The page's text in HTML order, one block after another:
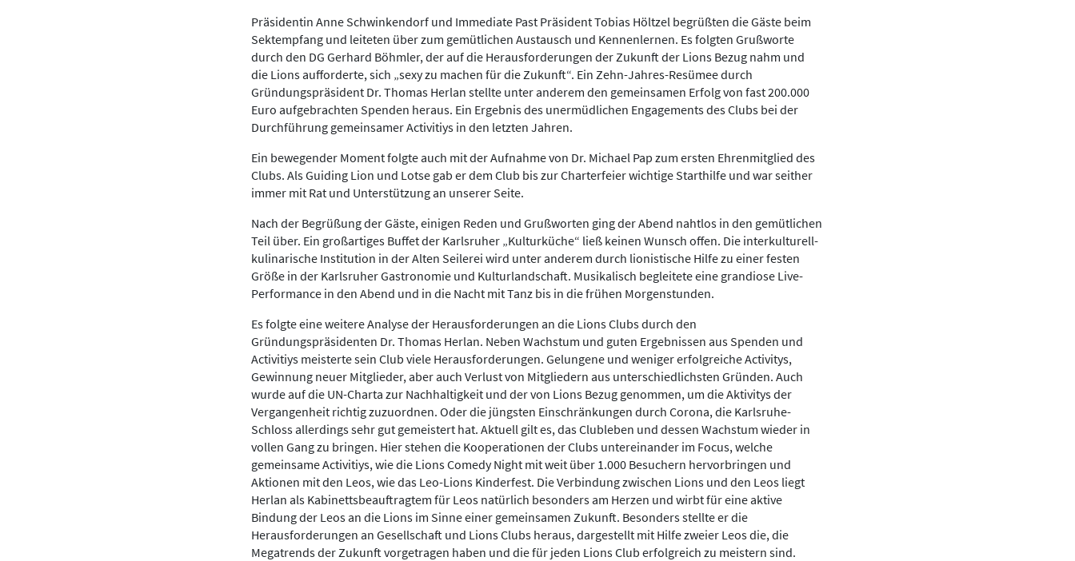
Präsidentin Anne Schwinkendorf und Immediate Past Präsident Tobias Höltzel begrüßten die Gäste beim
Sektempfang und leiteten über zum gemütlichen Austausch und Kennenlernen. Es folgten Grußworte
durch den DG Gerhard Böhmler, der auf die Herausforderungen der Zukunft der Lions Bezug nahm und
die Lions aufforderte, sich „sexy zu machen für die Zukunft“. Ein Zehn-Jahres-Resümee durch
Gründungspräsident Dr. Thomas Herlan stellte unter anderem den gemeinsamen Erfolg von fast 200.000
Euro aufgebrachten Spenden heraus. Ein Ergebnis des unermüdlichen Engagements des Clubs bei der
Durchführung gemeinsamer Activitiys in den letzten Jahren.
Ein bewegender Moment folgte auch mit der Aufnahme von Dr. Michael Pap zum ersten Ehrenmitglied des
Clubs. Als Guiding Lion und Lotse gab er dem Club bis zur Charterfeier wichtige Starthilfe und war seither
immer mit Rat und Unterstützung an unserer Seite.
Nach der Begrüßung der Gäste, einigen Reden und Grußworten ging der Abend nahtlos in den gemütlichen
Teil über. Ein großartiges Buffet der Karlsruher „Kulturküche“ ließ keinen Wunsch offen. Die interkulturell-
kulinarische Institution in der Alten Seilerei wird unter anderem durch lionistische Hilfe zu einer festen
Größe in der Karlsruher Gastronomie und Kulturlandschaft. Musikalisch begleitete eine grandiose Live-
Performance in den Abend und in die Nacht mit Tanz bis in die frühen Morgenstunden.
Es folgte eine weitere Analyse der Herausforderungen an die Lions Clubs durch den
Gründungspräsidenten Dr. Thomas Herlan. Neben Wachstum und guten Ergebnissen aus Spenden und
Activitiys meisterte sein Club viele Herausforderungen. Gelungene und weniger erfolgreiche Activitys,
Gewinnung neuer Mitglieder, aber auch Verlust von Mitgliedern aus unterschiedlichsten Gründen. Auch
wurde auf die UN-Charta zur Nachhaltigkeit und der von Lions Bezug genommen, um die Aktivitys der
Vergangenheit richtig zuzuordnen. Oder die jüngsten Einschränkungen durch Corona, die Karlsruhe-
Schloss allerdings sehr gut gemeistert hat. Aktuell gilt es, das Clubleben und dessen Wachstum wieder in
vollen Gang zu bringen. Hier stehen die Kooperationen der Clubs untereinander im Focus, welche
gemeinsame Activitiys, wie die Lions Comedy Night mit weit über 1.000 Besuchern hervorbringen und
Aktionen mit den Leos, wie das Leo-Lions Kinderfest. Die Verbindung zwischen Lions und den Leos liegt
Herlan als Kabinettsbeauftragtem für Leos natürlich besonders am Herzen und wirbt für eine aktive
Bindung der Leos an die Lions im Sinne einer gemeinsamen Zukunft. Besonders stellte er die
Herausforderungen an Gesellschaft und Lions Clubs heraus, dargestellt mit Hilfe zweier Leos die, die
Megatrends der Zukunft vorgetragen haben und die für jeden Lions Club erfolgreich zu meistern sind.